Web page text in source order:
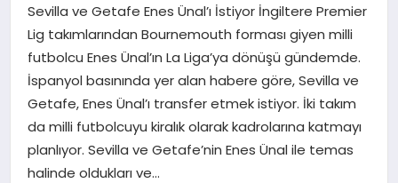
DÜNYA
MAGAZIN
EĞITIM
SAĞLIK
Sevilla ve Getafe Enes Ünal’ı İstiyor İngiltere Premier
Lig takımlarından Bournemouth forması giyen milli
futbolcu Enes Ünal’ın La Liga’ya dönüşü gündemde.
İspanyol basınında yer alan habere göre, Sevilla ve
Getafe, Enes Ünal’ı transfer etmek istiyor. İki takım
da milli futbolcuyu kiralık olarak kadrolarına katmayı
planlıyor. Sevilla ve Getafe’nin Enes Ünal ile temas
halinde oldukları ve…